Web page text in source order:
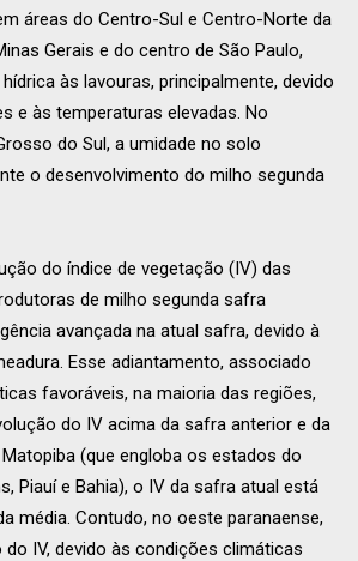
áreas do Centro-Sul e Centro-Norte da
Gerais e do centro de São Paulo,
às lavouras, principalmente, devido
e às temperaturas elevadas. No
do Sul, a umidade no solo
o desenvolvimento do milho segunda
do índice de vegetação (IV) das
de milho segunda safra
avançada na atual safra, devido à
Esse adiantamento, associado
favoráveis, na maioria das regiões,
do IV acima da safra anterior e da
(que engloba os estados do
Piauí e Bahia), o IV da safra atual está
média. Contudo, no oeste paranaense,
IV, devido às condições climáticas